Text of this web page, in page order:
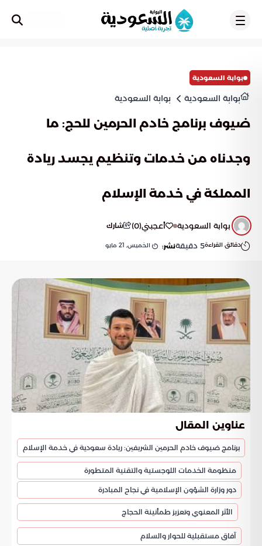
بوابة السعودية
بوابة السعودية بوابة السعودية
ضيوف برنامج خادم الحرمين للحج: ما
وجدناه من خدمات وتنظيم يجسد ريادة
المملكة في خدمة الإسلام
بوابة السعودية أعجبني(
0
) شارك
دقائق القراءة5 دقيقةنشر: الخميس, 21 مايو
عناوين المقال
برنامج ضيوف خادم الحرمين الشريفين: ريادة سعودية في خدمة الإسلام
منظومة الخدمات اللوجستية والتقنية المتطورة
دور وزارة الشؤون الإسلامية في نجاح المبادرة
الأثر المعنوي وتعزيز طمأنينة الحجاج
آفاق مستقبلية للحوار والسلام